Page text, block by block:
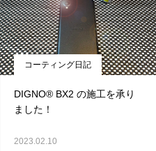
コーティング日記
DIGNO® BX2 の施工を承り
ました！
2023.02.10